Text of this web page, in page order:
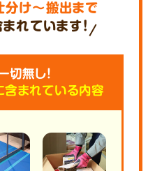
分け～搬出まで
まれています!
切無し!
含まれている内容